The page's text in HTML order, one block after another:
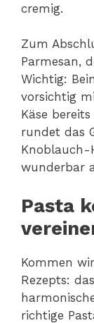
cremig.
Zum
Parmesan,
Wichtig:
vorsichtig
Käse
rundet das
Knoblauch-
wunderbar
Pasta
Kommen
Rezepts:
richtige